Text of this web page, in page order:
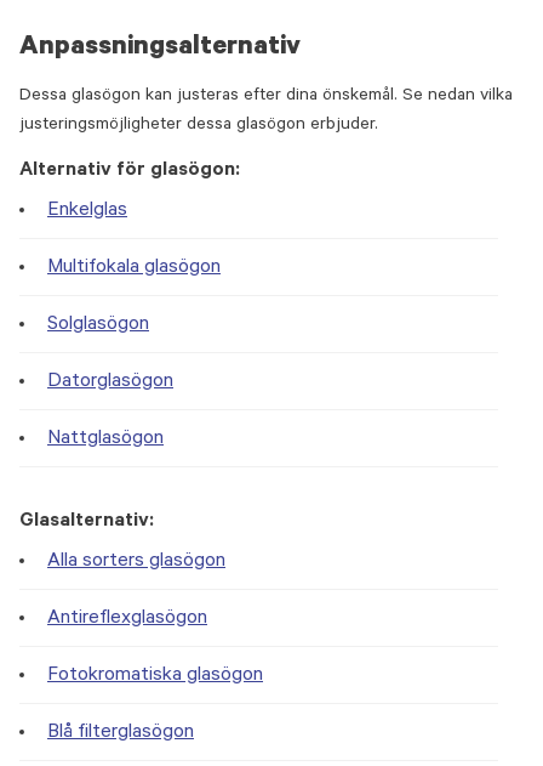
Anpassningsalternativ
Dessa glasögon kan justeras efter dina önskemål. Se nedan vilka
justeringsmöjligheter dessa glasögon erbjuder.
Alternativ för glasögon:
Enkelglas
Multifokala glasögon
Solglasögon
Datorglasögon
Nattglasögon
Glasalternativ:
Alla sorters glasögon
Antireflexglasögon
Fotokromatiska glasögon
Blå filterglasögon